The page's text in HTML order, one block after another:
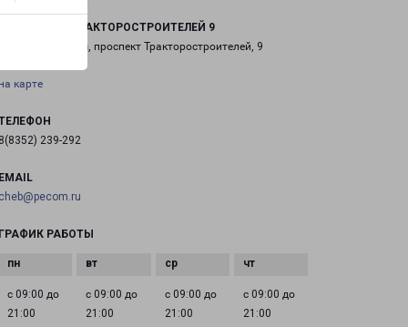
ТРАКТОРОСТРОИТЕЛЕЙ 9
Чебоксары, проспект Тракторостроителей, 9
карте
239-292
РАБОТЫ
с 09:00 до
21:00
с 09:00 до
21:00
с 09:00 до
21:00
с 09:00 до
21:00